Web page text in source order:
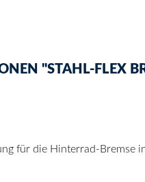
"STAHL-FLEX
für die Hinterrad-Bremse